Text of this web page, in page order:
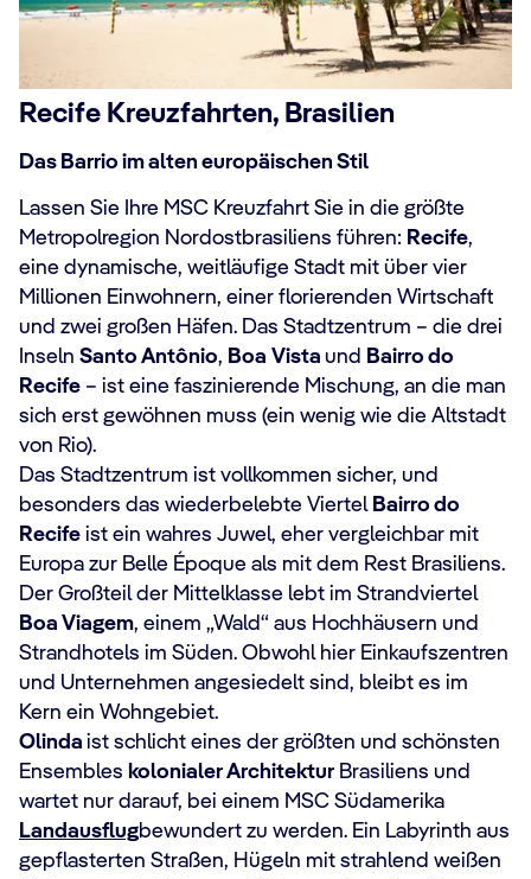
Recife Kreuzfahrten, Brasilien
Das Barrio im alten europäischen Stil
Lassen Sie Ihre MSC Kreuzfahrt Sie in die größte
Metropolregion Nordostbrasiliens führen: Recife,
eine dynamische, weitläufige Stadt mit über vier
Millionen Einwohnern, einer florierenden Wirtschaft
und zwei großen Häfen. Das Stadtzentrum – die drei
Inseln Santo Antônio, Boa Vista und Bairro do
Recife – ist eine faszinierende Mischung, an die man
sich erst gewöhnen muss (ein wenig wie die Altstadt
von Rio).
Das Stadtzentrum ist vollkommen sicher, und
besonders das wiederbelebte Viertel Bairro do
Recife ist ein wahres Juwel, eher vergleichbar mit
Europa zur Belle Époque als mit dem Rest Brasiliens.
Der Großteil der Mittelklasse lebt im Strandviertel
Boa Viagem, einem „Wald“ aus Hochhäusern und
Strandhotels im Süden. Obwohl hier Einkaufszentren
und Unternehmen angesiedelt sind, bleibt es im
Kern ein Wohngebiet.
Olinda ist schlicht eines der größten und schönsten
Ensembles kolonialer Architektur Brasiliens und
wartet nur darauf, bei einem MSC Südamerika
Landausflugbewundert zu werden. Ein Labyrinth aus
gepflasterten Straßen, Hügeln mit strahlend weißen